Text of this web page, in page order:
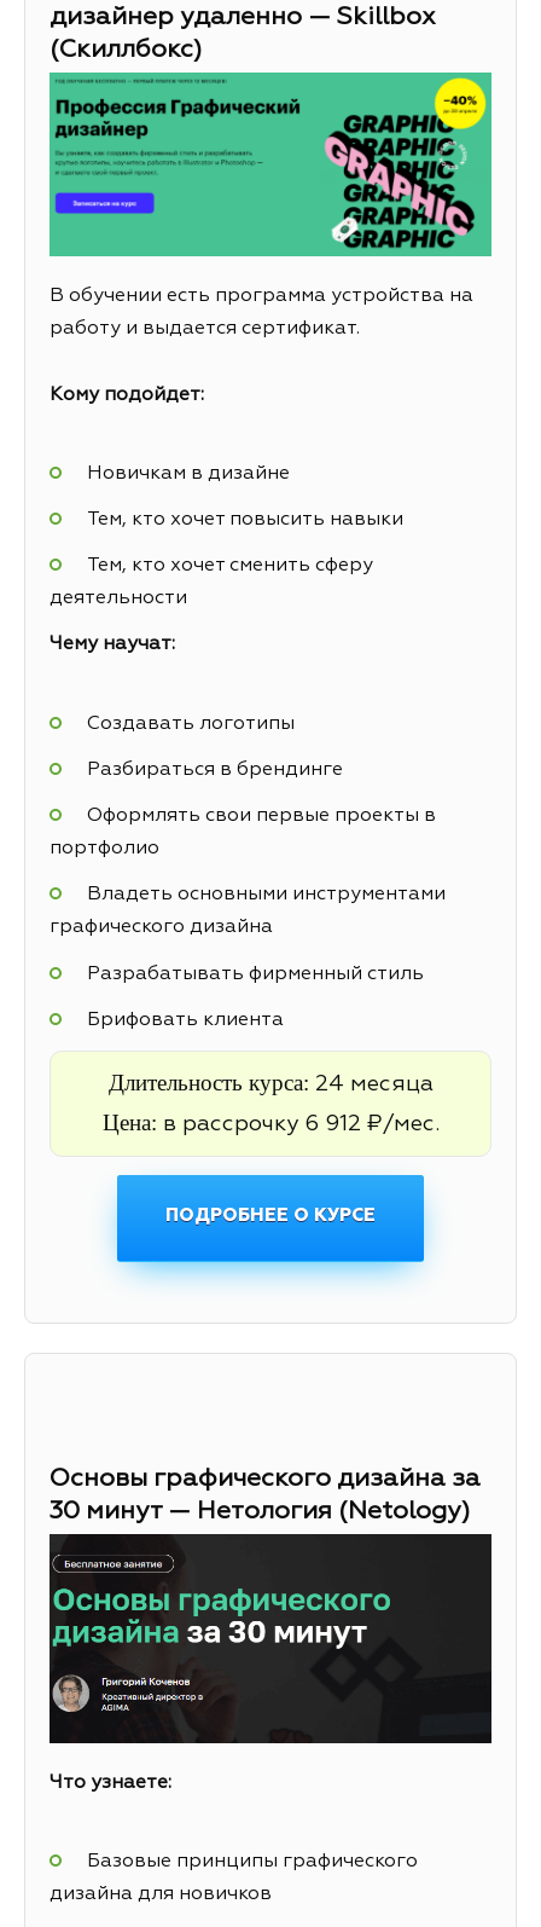
дизайнер удаленно — Skillbox
(Скиллбокс)
В обучении есть программа устройства на
работу и выдается сертификат.
Кому подойдет:
Новичкам в дизайне
Тем, кто хочет повысить навыки
Тем, кто хочет сменить сферу
деятельности
Чему научат:
Создавать логотипы
Разбираться в брендинге
Оформлять свои первые проекты в
портфолио
Владеть основными инструментами
графического дизайна
Разрабатывать фирменный стиль
Брифовать клиента
Длительность курса: 24 месяца
Цена: в рассрочку 6 912 ₽/мес.
ПОДРОБНЕЕ О КУРСЕ
Основы графического дизайна за
30 минут — Нетология (Netology)
Что узнаете:
Базовые принципы графического
дизайна для новичков